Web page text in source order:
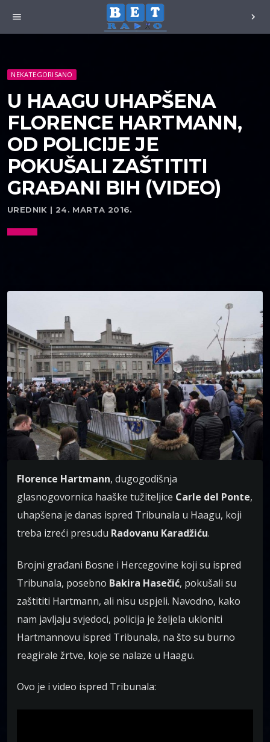
menu chevron_right
NEKATEGORISANO
U HAAGU UHAPŠENA
FLORENCE HARTMANN,
OD POLICIJE JE
POKUŠALI ZAŠTITITI
GRAĐANI BIH (VIDEO)
UREDNIK | 24. MARTA 2016.
Florence Hartmann, dugogodišnja
glasnogovornica haaške tužiteljice Carle del Ponte,
uhapšena je danas ispred Tribunala u Haagu, koji
treba izreći presudu Radovanu Karadžiću.
Brojni građani Bosne i Hercegovine koji su ispred
Tribunala, posebno Bakira Hasečić, pokušali su
zaštititi Hartmann, ali nisu uspjeli. Navodno, kako
nam javljaju svjedoci, policija je željela ukloniti
Hartmannovu ispred Tribunala, na što su burno
reagirale žrtve, koje se nalaze u Haagu.
Ovo je i video ispred Tribunala: